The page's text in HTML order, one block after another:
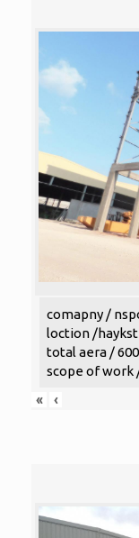
comapny /
loction /
total aera /
scope of work
«
‹